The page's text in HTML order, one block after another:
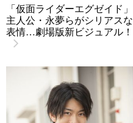
「仮面ライダーエグゼイド」
主人公・永夢らがシリアスな
表情…劇場版新ビジュアル！